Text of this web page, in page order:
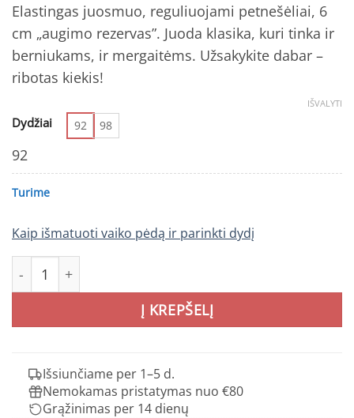
Elastingas juosmuo, reguliuojami petnešėliai, 6
cm „augimo rezervas”. Juoda klasika, kuri tinka ir
berniukams, ir mergaitėms. Užsakykite dabar –
ribotas kiekis!
Dydžiai 92 98
IŠVALYTI
92
Turime
Kaip išmatuoti vaiko pėdą ir parinkti dydį
produkto kiekis: REIMA Proxima žieminis kombinezonas
Į KREPŠELĮ
Išsiunčiame per 1–5 d.
Nemokamas pristatymas nuo €80
Grąžinimas per 14 dienų